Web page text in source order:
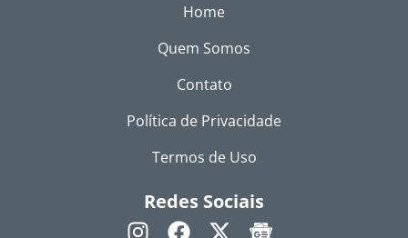
Home
Quem Somos
Contato
Política de Privacidade
Termos de Uso
Redes Sociais